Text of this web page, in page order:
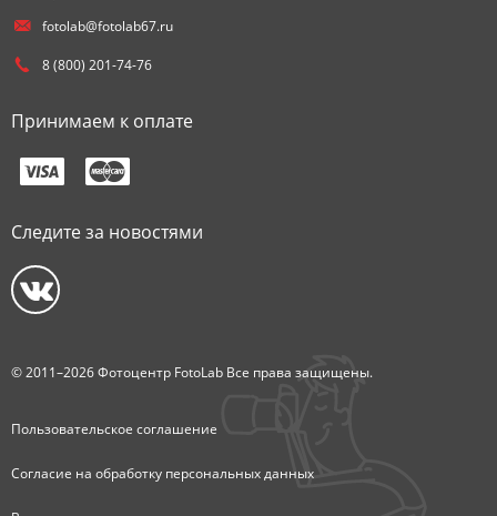
fotolab@fotolab67.ru
8 (800) 201-74-76
Принимаем к оплате
Следите за новостями
© 2011–2026 Фотоцентр FotoLab Все права защищены.
Пользовательское соглашение
Согласие на обработку персональных данных